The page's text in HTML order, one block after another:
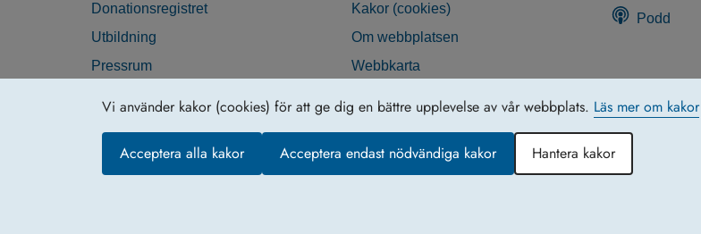
Vi använder kakor (cookies) för att ge dig en bättre upplevelse av vår webbplats. Läs mer om kakor
Acceptera alla kakor Acceptera endast nödvändiga kakor Hantera kakor
Donationsregistret
Utbildning
Pressrum
Kakor (cookies)
Om webbplatsen
Webbkarta
Podd